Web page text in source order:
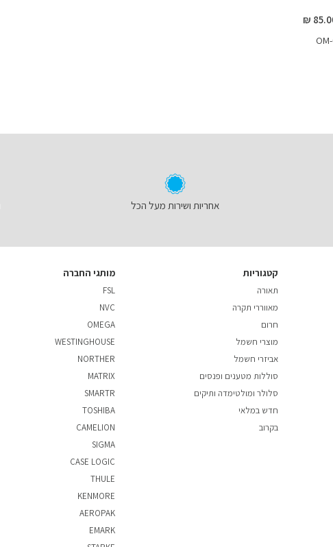
אחריות ושירות מעל הכל
קטגוריות
תאורה
מאווררי תקרה
חרום
מוצרי חשמל
אביזרי חשמל
סוללות מטענים ופנסים
סלולר ומולטימדה ותיקים
חדש במלאי
בקרוב
מותגי החברה
FSL
NVC
OMEGA
WESTINGHOUSE
NORTHER
MATRIX
SMARTR
TOSHIBA
CAMELION
SIGMA
CASE LOGIC
THULE
KENMORE
AEROPAK
EMARK